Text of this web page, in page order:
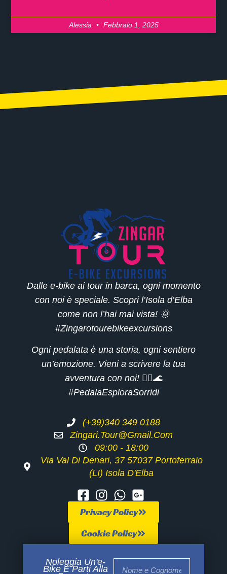
Alessia Febbraio 1, 2025
Dalle e-bike ai tour in barca, ogni momento
con noi è speciale. Scopri l’Isola d’Elba
come non l’hai mai vista! 🌞
#Zingarotourebikeexcursions
Ogni pedalata è una storia, ogni sentiero
un’emozione. Vieni a scrivere la tua
avventura con noi! 🚴‍♂️🌊
#PedalaEsploraSorridi
(+39)340 349 0188
Zingari.tour@gmail.com
09:00 - 18:00
Via Val Di Denari, 37 57037 Portoferraio
(LI) Isola D'Elba
Privacy Policy
Cookie Policy
Noleggia Un'e-
Bike E Parti Alla